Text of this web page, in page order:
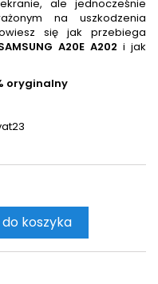
ale jednocześnie
na uszkodzenia
się jak przebiega
A20E A202i jak
oryginalny
koszyka